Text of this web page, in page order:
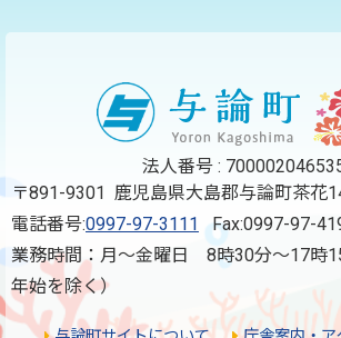
法人番号 :
〒891-9301 鹿児島県大島郡与論町茶花
電話番号:0997-97-3111 Fax:0997-97-
業務時間：月～金曜日 8時30分～17時
年始を除く）